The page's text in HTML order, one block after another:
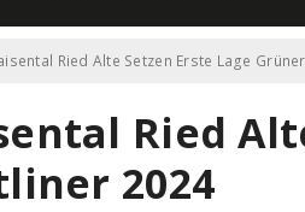
Ried Alte Setzen Erste Lage
Ried
2024